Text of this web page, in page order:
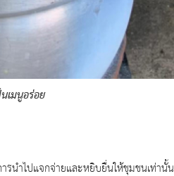
เมนูอร่อย
นำไปแจกจ่ายและหยิบยื่นให้ชุมชนเท่านั้